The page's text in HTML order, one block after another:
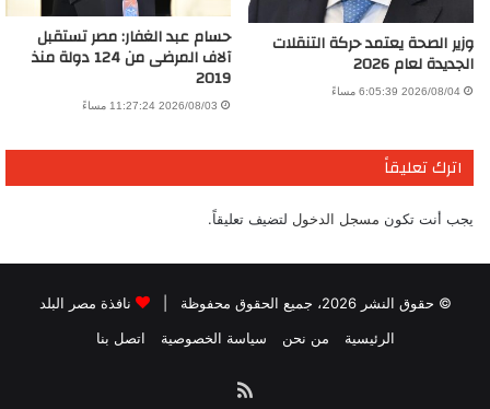
وزير الصحة يعتمد حركة التنقلات
الجديدة لعام 2026
2026/08/04 6:05:39 مساءً
حسام عبد الغفار: مصر تستقبل
آلاف المرضى من 124 دولة منذ
2019
2026/08/03 11:27:24 مساءً
اترك تعليقاً
يجب أنت تكون مسجل الدخول لتضيف تعليقاً.
© حقوق النشر 2026، جميع الحقوق محفوظة |
نافذة مصر البلد
الرئيسية
من نحن سياسة الخصوصية اتصل بنا
ملخص